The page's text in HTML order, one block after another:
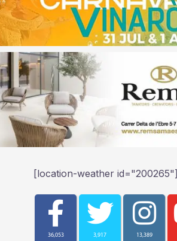
[location-weather id="200265"]
36,053 3,917 13,389